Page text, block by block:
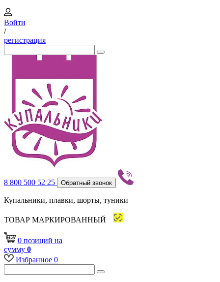
Войти
/
регистрация
8 800 500 52 25 Обратный звонок
Купальники, плавки, шорты, туники
ТОВАР МАРКИРОВАННЫЙ
0 позиций на
сумму 0
Избранное 0